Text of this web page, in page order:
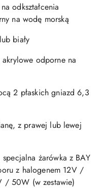
odkształcenia
na wodę morską
biały
akrylowe odporne na
2 płaskich gniazd 6,3
z prawej lub lewej
żarówka z BAY
z halogenem 12V /
/ 50W (w zestawie)